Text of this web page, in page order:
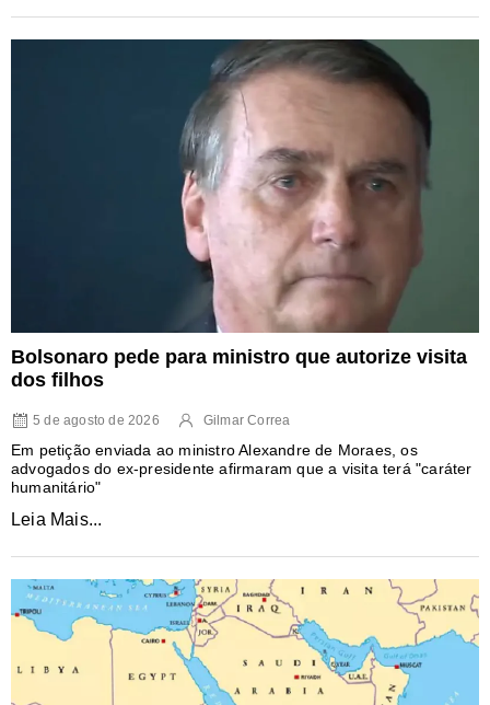
Bolsonaro pede para ministro que autorize visita
dos filhos
5 de agosto de 2026 Gilmar Correa
Em petição enviada ao ministro Alexandre de Moraes, os
advogados do ex-presidente afirmaram que a visita terá "caráter
humanitário"
Leia Mais...